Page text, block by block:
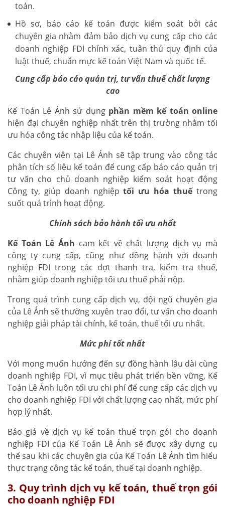
toán.
Hồ sơ, báo cáo kế toán được kiểm soát bởi các
chuyên gia nhằm đảm bảo dịch vụ cung cấp cho các
doanh nghiệp FDI chính xác, tuân thủ quy định của
luật thuế, chuẩn mực kế toán Việt Nam và quốc tế.
Cung cấp báo cáo quản trị, tư vấn thuế chất lượng
cao
Kế Toán Lê Ánh sử dụng phần mềm kế toán online
hiện đại chuyên nghiệp nhất trên thị trường nhằm tối
ưu hóa công tác nhập liệu của kế toán.
Các chuyên viên tại Lê Ánh sẽ tập trung vào công tác
phân tích số liệu kế toán để cung cấp báo cáo quản trị
tư vấn cho chủ doanh nghiệp kiểm soát hoạt động
Công ty, giúp doanh nghiệptối ưu hóa thuếtrong
suốt quá trình hoạt động.
Chính sách bảo hành tối ưu nhất
Kế Toán Lê Ánh cam kết về chất lượng dịch vụ mà
công ty cung cấp, cũng như đồng hành với doanh
nghiệp FDI trong các đợt thanh tra, kiểm tra thuế,
nhằm giúp doanh nghiệp tối ưu thuế phải nộp.
Trong quá trình cung cấp dịch vụ, đội ngũ chuyên gia
của Lê Ánh sẽ thường xuyên trao đổi, tư vấn cho doanh
nghiệp giải pháp tài chính, kế toán, thuế tối ưu nhất.
Mức phí tốt nhất
Với mong muốn hướng đến sự đồng hành lâu dài cùng
doanh nghiệp FDI, vì mục tiêu phát triển bền vững, Kế
Toán Lê Ánh luôn tối ưu chi phí để cung cấp các dịch vụ
cho doanh nghiệp FDI với chất lượng cao nhất, mức phí
hợp lý nhất.
Báo giá về dịch vụ kế toán thuế trọn gói cho doanh
nghiệp FDI của Kế Toán Lê Ánh sẽ được xây dựng cụ
thể sau khi các chuyên gia của Kế Toán Lê Ánh tìm hiểu
thực trạng công tác kế toán, thuế tại doanh nghiệp.
3. Quy trình dịch vụ kế toán, thuế trọn gói
cho doanh nghiệp FDI